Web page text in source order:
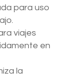
para uso
viajes
en
la